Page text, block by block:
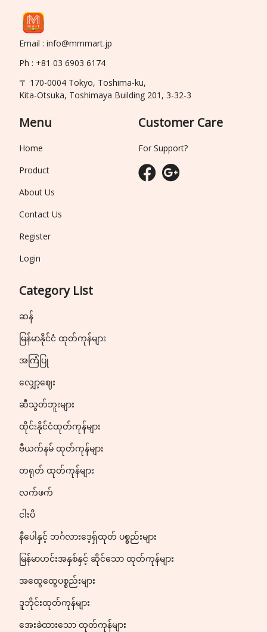
Email : info@mmmart.jp
Ph : +81 03 6903 6174
〒 170-0004 Tokyo, Toshima-ku,
Kita-Otsuka, Toshimaya Building 201, 3-32-3
Menu
Home
Product
About Us
Contact Us
Register
Login
Category List
ဆန်
မြန်မာနိုင်ငံ ထုတ်ကုန်များ
အကြံပြု
လျှော့ဈေး
ဆီသွတ်ဘူးများ
ထိုင်းနိုင်ငံထုတ်ကုန်များ
ဗီယက်နမ် ထုတ်ကုန်များ
တရုတ် ထုတ်ကုန်များ
လက်ဖက်
ငါးပိ
နီပေါနှင့် ဘင်္ဂလားဒေ့ရှ်ထုတ် ပစ္စည်းများ
မြန်မာဟင်းအနှစ်နှင့် ဆိုင်သော ထုတ်ကုန်များ
အထွေထွေပစ္စည်းများ
ဒူဘိုင်းထုတ်ကုန်များ
အေးခဲထားသော ထုတ်ကုန်များ
Customer Care
For Support?